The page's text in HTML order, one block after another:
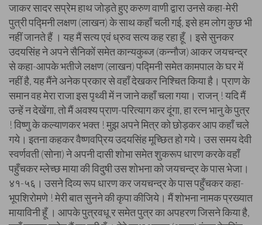
जाकर सादर सप्रेम हाथ जोड़ते हुए करुण वाणी द्वारा उनसे कहा-मेरी
पुत्री पद्मिनी लक्षण (लाखन) के साथ कहाँ चली गई, इसे हम लोग कुछ भी
नहीं जानते हैं । यह मैं सत्य एवं ध्रुव सत्य कह रहा हूँ । इसे सुनकर
उदयसिंह ने अपने सैनिकों समेत कान्यकुब्ज (कन्नौज) आकर जयचन्द्र
से कहा-आपके भतीजे लक्षण (लाखन) पद्मिनी समेत कामपाल के घर में
नहीं है, यह मैंने अनेक प्रकार से वहाँ देखकर निश्चित किया है। प्राण के
समान वह मेरा राजा इस पृथ्वी में न जाने कहाँ चला गया। राजन् ! यदि मैं
उन्हें न देखेंगा, तो मैं अवश्य प्राण-परित्याग कर दूंगा, हा रत्न भानु के पुत्र
! विष्णु के कल्याणकर भक्त ! मुझ अपने मित्र को छोड़कर आप कहाँ चले
गये। इतना कहकर वैष्णवप्रिय उदयसिंह मूच्छित हो गये। उस समय देवी
स्वर्णवती (सोना) ने अपनी दासी शोभा समेत शुकरूप धारण करके वहाँ
पहुँचकर म्लेच्छ माया की विदुषी उस शोभना को जयचन्द्र के पास भेजा।
४१-५६। उसने दिव्य रूप धारण कर जयचन्द्र के पास पहुँचकर कहा-
भूपशिरोमणे ! मेरी बात सुनने की कृपा कीजिये। मैं शोभना नामक प्रख्यात
मायाविनी हूँ । आपके पुत्रवधू र समेत पुत्र का अपहरण जिसने किया है,